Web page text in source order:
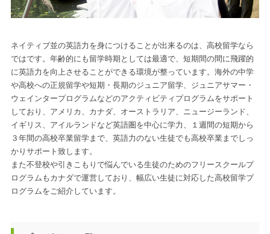
ネイティブ並の英語力を身につけることが出来るのは、高校留学なら
ではです。年齢的にも留学時期としては最適で、短期間の間に飛躍的
に英語力を向上させることができる環境が整っています。海外の中学
や高校への正規留学や短期・長期のジュニア留学、ジュニアサマー・
ウェインタープログラムなどのアクティビティプログラムをサポート
しており、アメリカ、カナダ、オーストラリア、ニュージーランド、
イギリス、アイルランドなど英語圏を中心に学力、１週間の短期から
３年間の高校卒業留学まで、英語力のない生徒でも高校卒業までしっ
かりサポート致します。
また不登校や引きこもりで悩んでいる生徒のためのフリースクールプ
ログラムもカナダで運営しており、幅広い生徒に対応した高校留学プ
ログラムをご紹介しています。